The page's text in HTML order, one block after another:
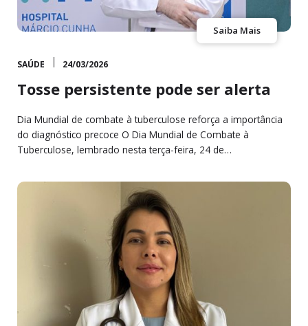
Saiba Mais
SAÚDE 24/03/2026
Tosse persistente pode ser alerta
Dia Mundial de combate à tuberculose reforça a importância
do diagnóstico precoce O Dia Mundial de Combate à
Tuberculose, lembrado nesta terça-feira, 24 de…